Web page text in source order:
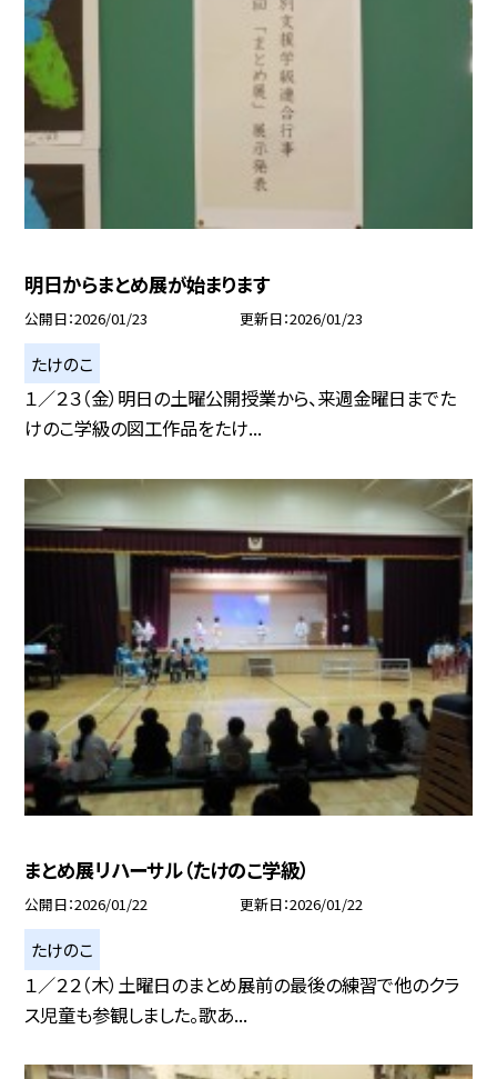
明日からまとめ展が始まります
公開日 2026/01/23 更新日 2026/01/23
たけのこ
１／２３（金）明日の土曜公開授業から、来週金曜日までた
けのこ学級の図工作品をたけ...
まとめ展リハーサル（たけのこ学級）
公開日 2026/01/22 更新日 2026/01/22
たけのこ
１／２２（木）土曜日のまとめ展前の最後の練習で他のクラ
ス児童も参観しました。歌あ...